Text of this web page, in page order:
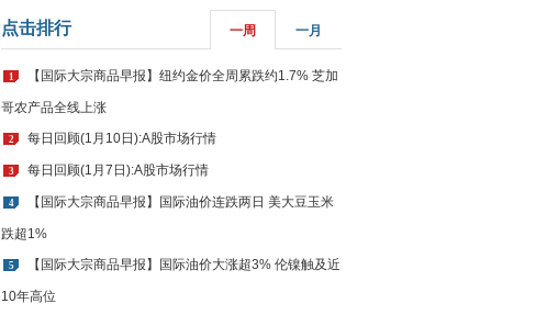
点击排行 一周 一月
1 【国际大宗商品早报】纽约金价全周累跌约1.7% 芝加
哥农产品全线上涨
2 每日回顾(1月10日):A股市场行情
3 每日回顾(1月7日):A股市场行情
4 【国际大宗商品早报】国际油价连跌两日 美大豆玉米
跌超1%
5 【国际大宗商品早报】国际油价大涨超3% 伦镍触及近
10年高位